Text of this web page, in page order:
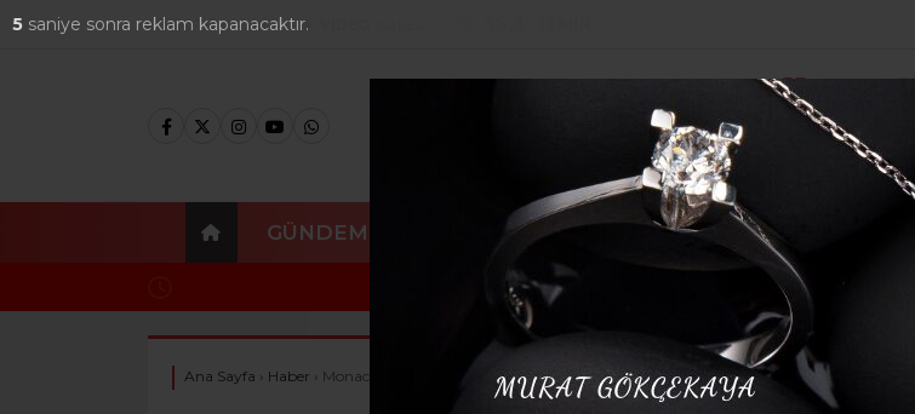
FOTOGALERİ
GÜNDEM EKONOMI POLITIKA SPOR
2026-YDUS Ek Yerleştirme Sonuçları Erişime Açıldı
Ana Sayfa › Haber › Monaco ve Panathinaikos Final Four’da: Dev Eşleşmeler 23 Mayıs’ta
4saniye sonra reklam kapanacaktır.